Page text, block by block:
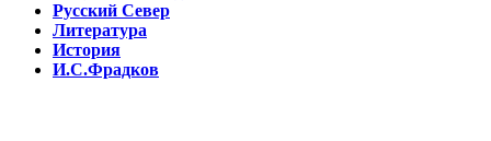
Русский Север
Литература
История
И.С.Фрадков